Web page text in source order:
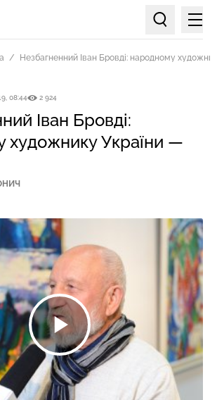
Пошук по
Незбагненний Іван Бровді: народному
08:44 2 924
Іван Бровді:
художнику України —